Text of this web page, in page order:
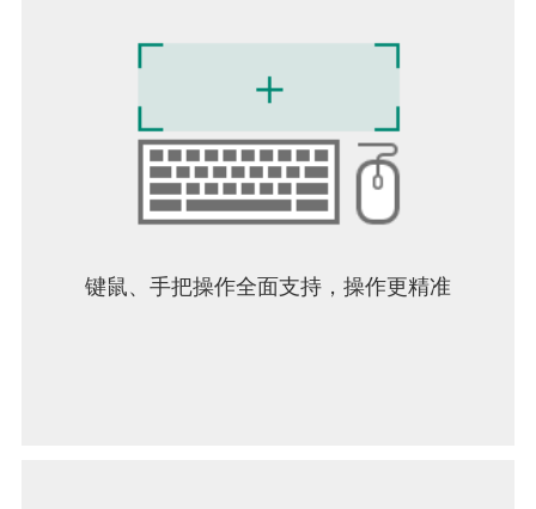
键鼠、手把操作全面支持，操作更精准